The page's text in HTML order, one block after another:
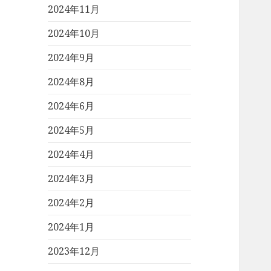
2024年11月
2024年10月
2024年9月
2024年8月
2024年6月
2024年5月
2024年4月
2024年3月
2024年2月
2024年1月
2023年12月